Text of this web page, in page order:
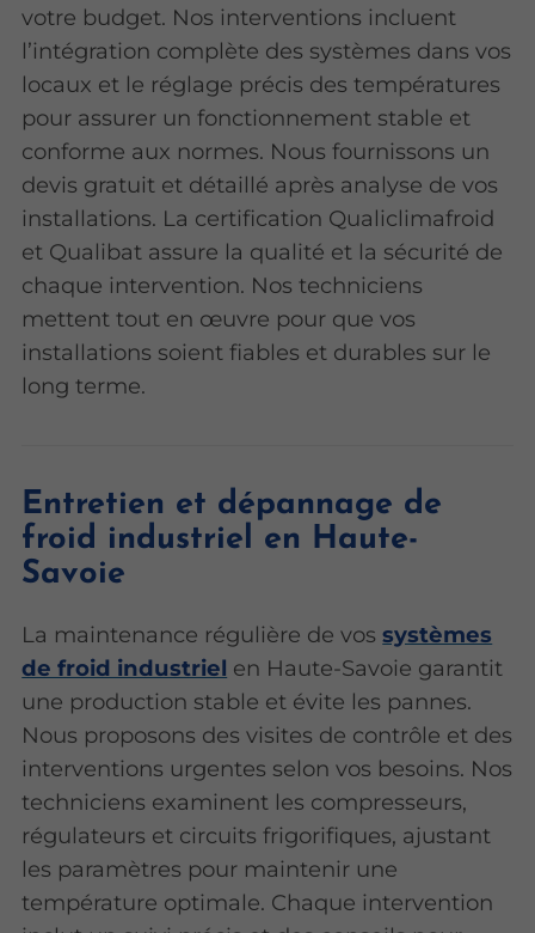
votre budget. Nos interventions incluent
l’intégration complète des systèmes dans vos
locaux et le réglage précis des températures
pour assurer un fonctionnement stable et
conforme aux normes. Nous fournissons un
devis gratuit et détaillé après analyse de vos
installations. La certification Qualiclimafroid
et Qualibat assure la qualité et la sécurité de
chaque intervention. Nos techniciens
mettent tout en œuvre pour que vos
installations soient fiables et durables sur le
long terme.
Entretien et dépannage de
froid industriel en Haute-
Savoie
La maintenance régulière de vossystèmes
de froid industriel en Haute-Savoie garantit
une production stable et évite les pannes.
Nous proposons des visites de contrôle et des
interventions urgentes selon vos besoins. Nos
techniciens examinent les compresseurs,
régulateurs et circuits frigorifiques, ajustant
les paramètres pour maintenir une
température optimale. Chaque intervention